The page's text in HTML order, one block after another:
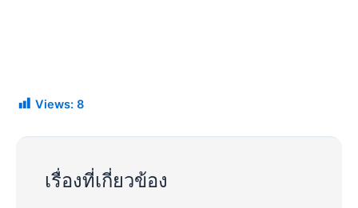
Views: 8
เรื่องที่เกี่ยวข้อง